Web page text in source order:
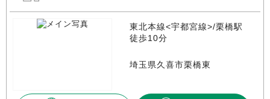
東北本線<宇都宮線>/栗橋駅
徒歩10分
埼玉県久喜市栗橋東